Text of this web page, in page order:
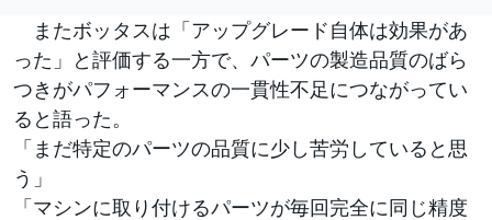
またボッタスは「アップグレード自体は効果があ
った」と評価する一方で、パーツの製造品質のばら
つきがパフォーマンスの一貫性不足につながってい
ると語った。
「まだ特定のパーツの品質に少し苦労していると思
う」
「マシンに取り付けるパーツが毎回完全に同じ精度